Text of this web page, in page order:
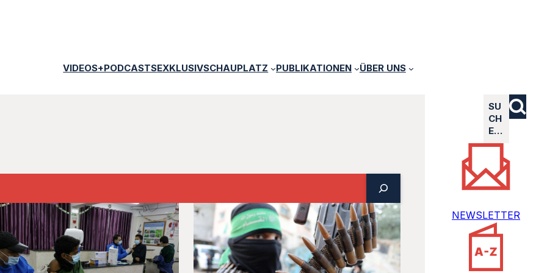
VIDEOS+PODCASTSEXKLUSIVSCHAUPLATZ PUBLIKATIONEN ÜBER UNS
SU
CH
E…
NEWSLETTER